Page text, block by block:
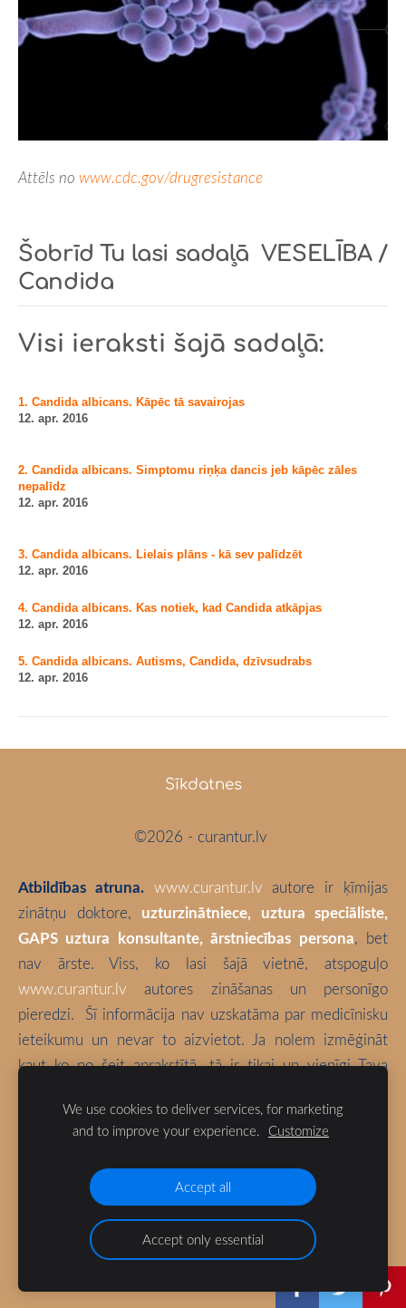
Attēls no www.cdc.gov/drugresistance
Šobrīd Tu lasi sadaļā VESELĪBA /
Candida
Visi ieraksti šajā sadaļā:
1. Candida albicans. Kāpēc tā savairojas
12. apr. 2016
2. Candida albicans. Simptomu riņķa dancis jeb kāpēc zāles
nepalīdz
12. apr. 2016
3. Candida albicans. Lielais plāns - kā sev palīdzēt
12. apr. 2016
4. Candida albicans. Kas notiek, kad Candida atkāpjas
12. apr. 2016
5. Candida albicans. Autisms, Candida, dzīvsudrabs
12. apr. 2016
Sīkdatnes
©2026 - curantur.lv
Atbildības atruna. www.curantur.lv autore ir ķīmijas
zinātņu doktore, uzturzinātniece, uztura speciāliste,
GAPS uztura konsultante, ārstniecības persona, bet
nav ārste. Viss, ko lasi šajā vietnē, atspoguļo
www.curantur.lv autores zināšanas un personīgo
pieredzi. Šī informācija nav uzskatāma par medicīnisku
ieteikumu un nevar to aizvietot. Ja nolem izmēģināt
kaut ko no šeit aprakstītā, tā ir tikai un vienīgi Tava
Blogā izmantotas bloga autores fotogrāfijas (ja vien nav
norādīts citādi).
We use cookies to deliver services, for marketing
and to improve your experience. Customize
Accept all
Accept only essential